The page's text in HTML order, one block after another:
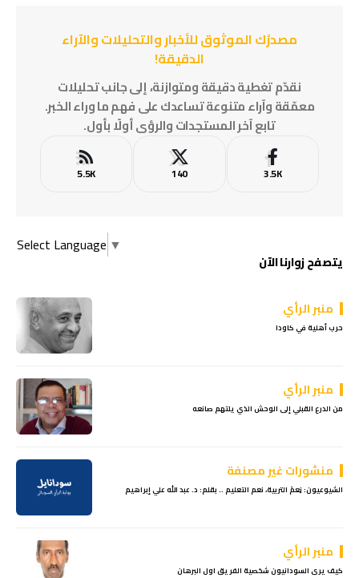
مصدرُك الموثوق للأخبار والتحليلات والآراء
الدقيقة!
نقدّم تغطية دقيقة ومتوازنة، إلى جانب تحليلات
معمّقة وآراء متنوعة تساعدك على فهم ما وراء الخبر.
تابع آخر المستجدات والرؤى أولًا بأول.
3.5K
140
5.5K
Select Language ▼
يتصفح زوارنا الآن
منبر الرأي
حرب أهلية في كاودا
منبر الرأي
من الدرع القبلي إلى الوحش الذي يلتهم صانعه
منشورات غير مصنفة
الشيوعيون: نِعمَ التربية، نعم التعليم .. بقلم: د. عبد الله علي إبراهيم
منبر الرأي
كيف يرى السودانيون شخصية الفريق اول البرهان